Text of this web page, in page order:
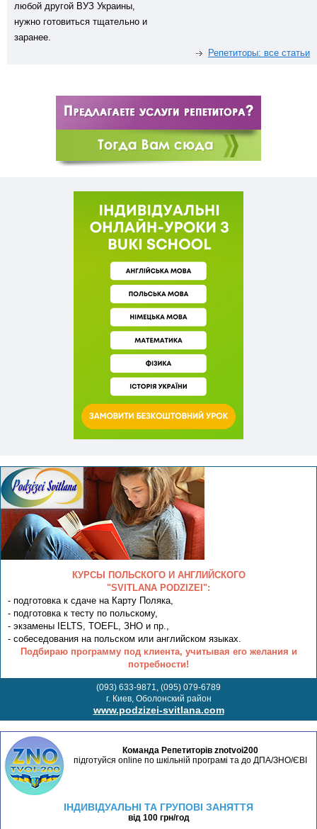
любой другой ВУЗ Украины,
нужно готовиться тщательно и
заранее.
Репетиторы: все статьи
КУРСЫ ПОЛЬСКОГО И АНГЛИЙСКОГО
"SVITLANA PODZIZEI":
- подготовка к сдаче на Карту Поляка,
- подготовка к тесту по польскому,
- экзамены IELTS, TOEFL, ЗНО и пр.,
- собеседования на польском или английском языках.
Подбираю программу под клиента, учитывая его желания и
потребности!
(093) 633-9871, (095) 079-6789
г. Киев, Оболонский район
www.podzizei-svitlana.com
Команда Репетиторів znotvoi200
підготуйся online по шкільній програмі та до ДПА/ЗНО/ЄВІ
ІНДИВІДУАЛЬНІ ТА ГРУПОВІ ЗАНЯТТЯ
від 100 грн/год